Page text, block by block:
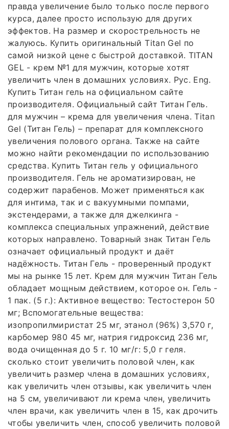
правда увеличение было только после первого
курса, далее просто использую для других
эффектов. На размер и скорострельность не
жалуюсь. Купить оригинальный Titan Gel по
самой низкой цене с быстрой доставкой. TITAN
GEL - крем №1 для мужчин, которые хотят
увеличить член в домашних условиях. Рус. Eng.
Купить Титан гель на официальном сайте
производителя. Официальный сайт Титан Гель.
для мужчин – крема для увеличения члена. Titan
Gel (Титан Гель) – препарат для комплексного
увеличения полового органа. Также на сайте
можно найти рекомендации по использованию
средства. Купить Титан гель у официального
производителя. Гель не ароматизирован, не
содержит парабенов. Может применяться как
для интима, так и с вакуумными помпами,
экстендерами, а также для джелкинга -
комплекса специальных упражнений, действие
которых направлено. Товарный знак Титан Гель
означает официальный продукт и даёт
надёжность. Титан Гель - проверенный продукт
мы на рынке 15 лет. Крем для мужчин Титан Гель
обладает мощным действием, которое он. Гель -
1 пак. (5 г.): Активное вещество: Тестостерон 50
мг; Вспомогательные вещества:
изопропилмиристат 25 мг, этанол (96%) 3,570 г,
карбомер 980 45 мг, натрия гидроксид 236 мг,
вода очищенная до 5 г. 10 мг/г: 5,0 г геля.
сколько стоит увеличить половой член, как
увеличить размер члена в домашних условиях,
как увеличить член отзывы, как увеличить член
на 5 см, увеличивают ли крема член, увеличить
член врачи, как увеличить член в 15, как дрочить
чтобы увеличить член, способ увеличить половой